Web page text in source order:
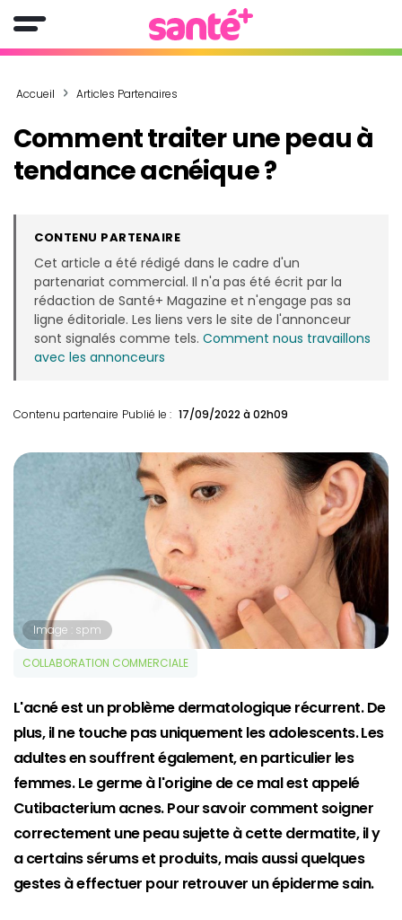
Accueil Articles Partenaires
Comment traiter une peau à
tendance acnéique ?
CONTENU PARTENAIRE
Cet article a été rédigé dans le cadre d'un
partenariat commercial. Il n'a pas été écrit par la
rédaction de Santé+ Magazine et n'engage pas sa
ligne éditoriale. Les liens vers le site de l'annonceur
sont signalés comme tels. Comment nous travaillons
avec les annonceurs
Contenu partenaire Publié le : 17/09/2022 à 02h09
Image : spm
COLLABORATION COMMERCIALE
L'acné est un problème dermatologique récurrent. De
plus, il ne touche pas uniquement les adolescents. Les
adultes en souffrent également, en particulier les
femmes. Le germe à l'origine de ce mal est appelé
Cutibacterium acnes. Pour savoir comment soigner
correctement une peau sujette à cette dermatite, il y
a certains sérums et produits, mais aussi quelques
gestes à effectuer pour retrouver un épiderme sain.